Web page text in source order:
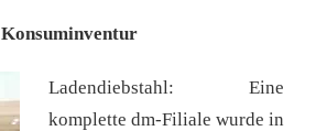
Konsuminventur
Ladendiebstahl: Eine
komplette dm-Filiale wurde in